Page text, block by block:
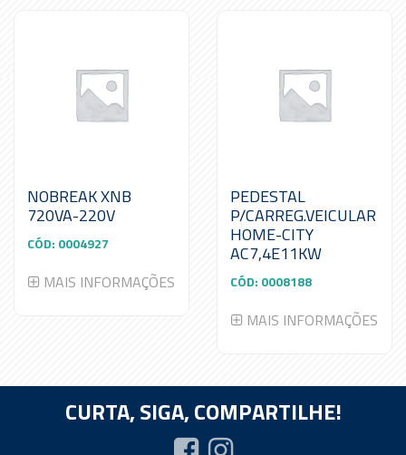
NOBREAK XNB
720VA-220V
CÓD: 0004927
MAIS INFORMAÇÕES
PEDESTAL
P/CARREG.VEICULAR
HOME-CITY
AC7,4E11KW
CÓD: 0008188
MAIS INFORMAÇÕES
CURTA, SIGA,COMPARTILHE!